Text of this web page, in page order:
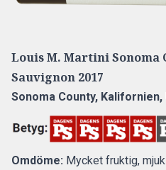
Louis M. Martini Sonoma
Sauvignon 2017
Sonoma County, Kalifornien,
Omdöme: Mycket fruktig,